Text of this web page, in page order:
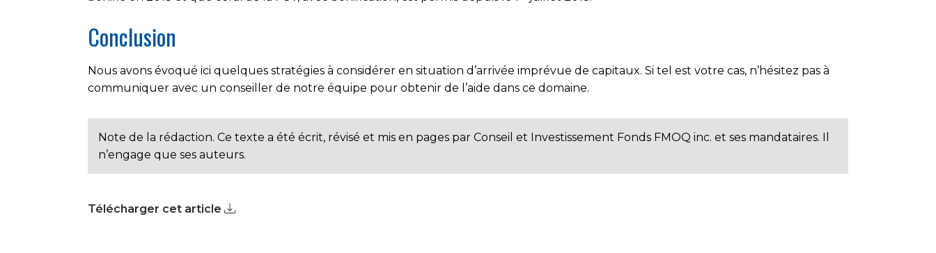
Conclusion
Nous avons évoqué ici quelques stratégies à considérer en situation d’arrivée imprévue de capitaux. Si tel est votre cas, n’hésitez pas à
communiquer avec un conseiller de notre équipe pour obtenir de l’aide dans ce domaine.
Note de la rédaction. Ce texte a été écrit, révisé et mis en pages par Conseil et Investissement Fonds FMOQ inc. et ses mandataires. Il
n’engage que ses auteurs.
Télécharger cet article